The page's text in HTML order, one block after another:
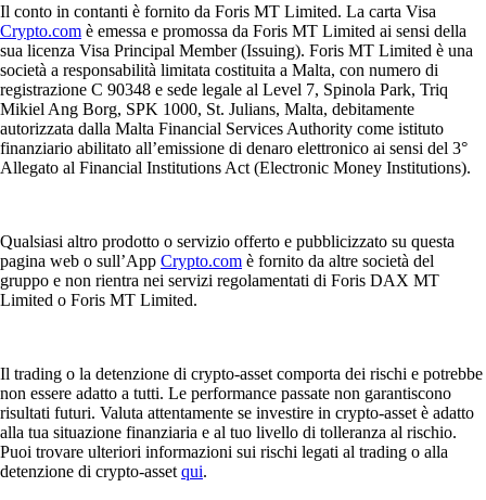
Il conto in contanti è fornito da Foris MT Limited. La carta Visa
Crypto.com è emessa e promossa da Foris MT Limited ai sensi della
sua licenza Visa Principal Member (Issuing). Foris MT Limited è una
società a responsabilità limitata costituita a Malta, con numero di
registrazione C 90348 e sede legale al Level 7, Spinola Park, Triq
Mikiel Ang Borg, SPK 1000, St. Julians, Malta, debitamente
autorizzata dalla Malta Financial Services Authority come istituto
finanziario abilitato all’emissione di denaro elettronico ai sensi del 3°
Allegato al Financial Institutions Act (Electronic Money Institutions).
Qualsiasi altro prodotto o servizio offerto e pubblicizzato su questa
pagina web o sull’App Crypto.com è fornito da altre società del
gruppo e non rientra nei servizi regolamentati di Foris DAX MT
Limited o Foris MT Limited.
Il trading o la detenzione di crypto-asset comporta dei rischi e potrebbe
non essere adatto a tutti. Le performance passate non garantiscono
risultati futuri. Valuta attentamente se investire in crypto-asset è adatto
alla tua situazione finanziaria e al tuo livello di tolleranza al rischio.
Puoi trovare ulteriori informazioni sui rischi legati al trading o alla
detenzione di crypto-asset qui.